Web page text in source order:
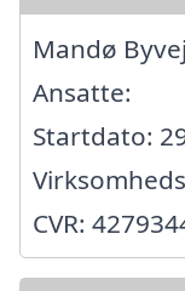
Mandø
Ansatte:
Startdato:
CVR: